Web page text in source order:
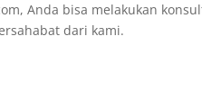
Anda bisa melakukan
dari kami.